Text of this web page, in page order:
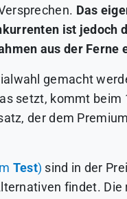
Das
ist jedoch
aus der Ferne
gemacht
setzt, kommt beim
der dem
Test) sind in der
findet.